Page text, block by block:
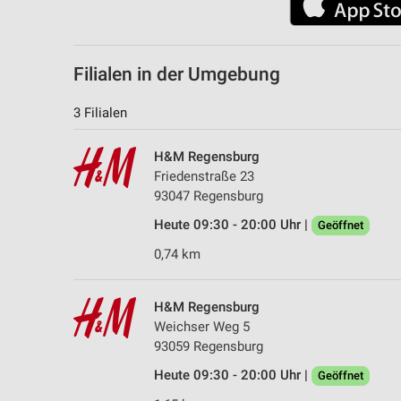
Filialen in der Umgebung
3 Filialen
H&M Regensburg
Friedenstraße 23
93047 Regensburg
Heute 09:30 - 20:00 Uhr |
Geöffnet
0,74 km
H&M Regensburg
Weichser Weg 5
93059 Regensburg
Heute 09:30 - 20:00 Uhr |
Geöffnet